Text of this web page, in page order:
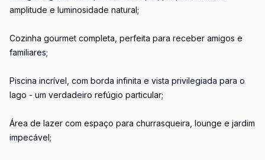
amplitude e luminosidade natural;
Cozinha gourmet completa, perfeita para receber amigos e
familiares;
Piscina incrível, com borda infinita e vista privilegiada para o
lago - um verdadeiro refúgio particular;
Área de lazer com espaço para churrasqueira, lounge e jardim
impecável;